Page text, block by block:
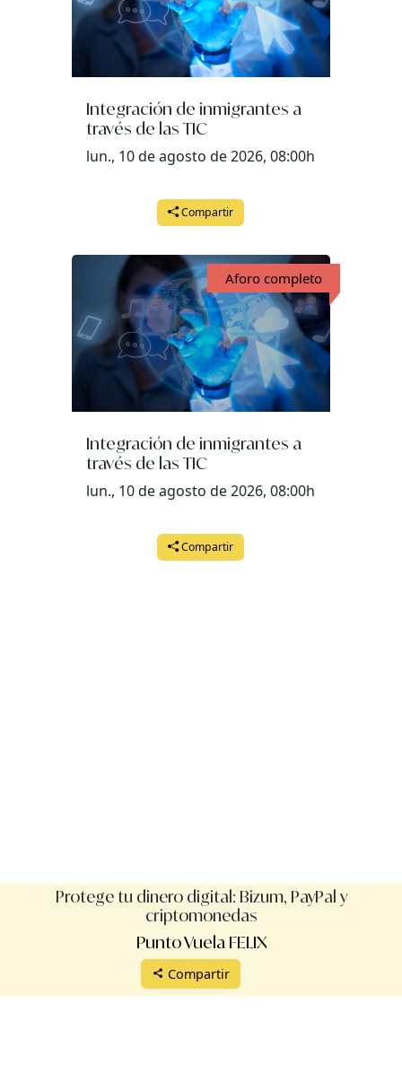
Integración de inmigrantes a
través de las TIC
lun., 10 de agosto de 2026, 08:00h
Compartir
Aforo completo
Integración de inmigrantes a
través de las TIC
lun., 10 de agosto de 2026, 08:00h
Compartir
Protege tu dinero digital: Bizum, PayPal y
criptomonedas
Punto Vuela FELIX
Compartir